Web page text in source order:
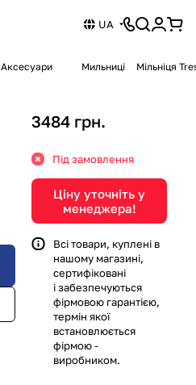
UA
Аксесуари Мильниці Мільніця
3484 грн.
Під замовлення
Ціну уточніть у
менеджера!
Всі товари, куплені в
нашому магазині,
сертифіковані
і забезпечуються
фірмовою гарантією,
термін якої
встановлюється
фірмою -
виробником.